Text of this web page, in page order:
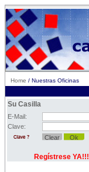
Home / Nuestras Oficinas
Su Casilla
E-Mail:
Clave:
Regístrese YA!!!